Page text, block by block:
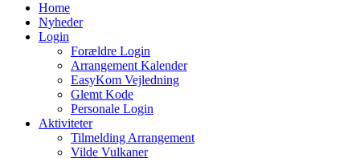
Home
Nyheder
Login
Forældre Login
Arrangement Kalender
EasyKom Vejledning
Glemt Kode
Personale Login
Aktiviteter
Tilmelding Arrangement
Vilde Vulkaner